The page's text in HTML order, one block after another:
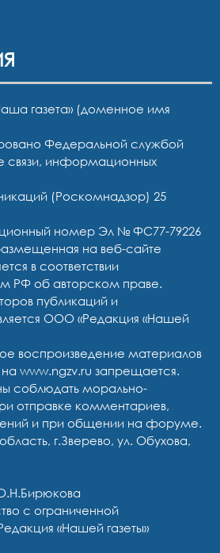
газета» (доменное имя
Федеральной службой
связи, информационных
(Роскомнадзор) 25
номер Эл № ФС77-79226
на веб-сайте
в соответствии
РФ об авторском праве.
публикаций и
ООО «Редакция «Нашей
воспроизведение материалов
www.ngzv.ru запрещается.
соблюдать морально-
отправке комментариев,
и при общении на форуме.
г.Зверево, ул. Обухова,
с ограниченной
«Нашей газеты»